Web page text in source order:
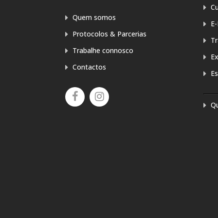
Quem somos
Protocolos & Parcerias
Trabalhe connosco
Contactos